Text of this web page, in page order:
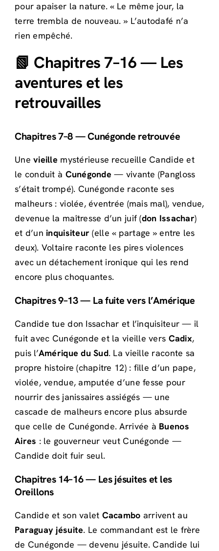
pour apaiser la nature. « Le même jour, la
terre trembla de nouveau. » L’autodafé n’a
rien empêché.
📗 Chapitres 7–16 — Les
aventures et les
retrouvailles
Chapitres 7–8 — Cunégonde retrouvée
Unevieille mystérieuse recueille Candide et
le conduit à Cunégonde — vivante (Pangloss
s’était trompé). Cunégonde raconte ses
malheurs : violée, éventrée (mais mal), vendue,
devenue la maîtresse d’un juif (don Issachar)
et d’un inquisiteur (elle « partage » entre les
deux). Voltaire raconte les pires violences
avec un détachement ironique qui les rend
encore plus choquantes.
Chapitres 9–13 — La fuite vers l’Amérique
Candide tue don Issachar et l’inquisiteur — il
fuit avec Cunégonde et la vieille vers Cadix,
puis l’Amérique du Sud. La vieille raconte sa
propre histoire (chapitre 12) : fille d’un pape,
violée, vendue, amputée d’une fesse pour
nourrir des janissaires assiégés — une
cascade de malheurs encore plus absurde
que celle de Cunégonde. Arrivée à Buenos
Aires : le gouverneur veut Cunégonde —
Candide doit fuir seul.
Chapitres 14–16 — Les jésuites et les
Oreillons
Candide et son valet Cacambo arrivent au
Paraguay jésuite. Le commandant est le frère
de Cunégonde — devenu jésuite. Candide lui